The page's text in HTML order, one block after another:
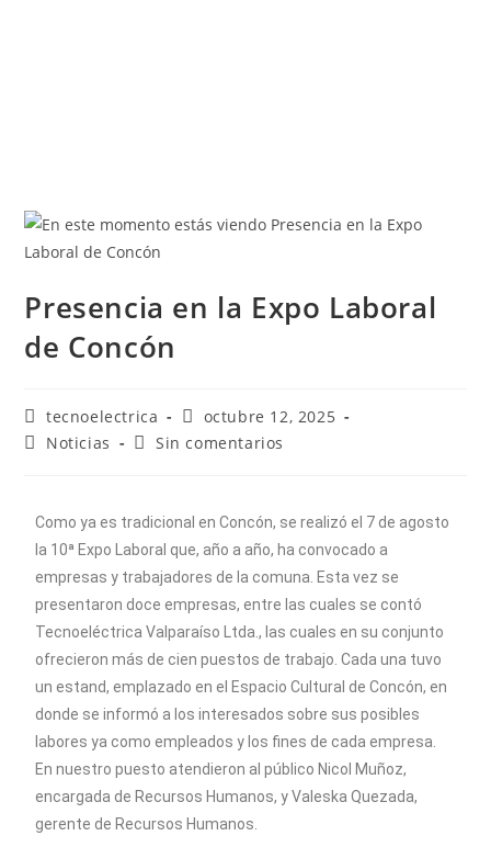
Presencia en la Expo Laboral
de Concón
tecnoelectrica
octubre 12, 2025
Noticias
Sin comentarios
Como ya es tradicional en Concón, se realizó el 7 de agosto
la 10ª Expo Laboral que, año a año, ha convocado a
empresas y trabajadores de la comuna. Esta vez se
presentaron doce empresas, entre las cuales se contó
Tecnoeléctrica Valparaíso Ltda., las cuales en su conjunto
ofrecieron más de cien puestos de trabajo. Cada una tuvo
un estand, emplazado en el Espacio Cultural de Concón, en
donde se informó a los interesados sobre sus posibles
labores ya como empleados y los fines de cada empresa.
En nuestro puesto atendieron al público Nicol Muñoz,
encargada de Recursos Humanos, y Valeska Quezada,
gerente de Recursos Humanos.